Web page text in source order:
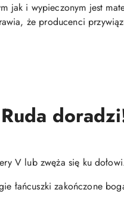
jak i wypieczonym jest
że producenci
V lub zwęża się ku
łańcuszki zakończone